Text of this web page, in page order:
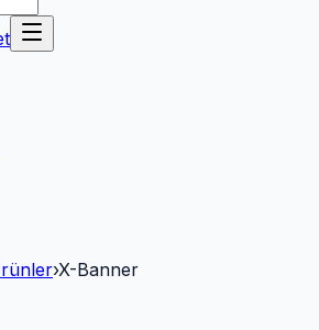
›X-Banner